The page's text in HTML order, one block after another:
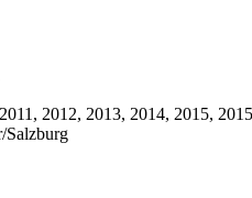
2012, 2013, 2014, 2015,
Salzburg